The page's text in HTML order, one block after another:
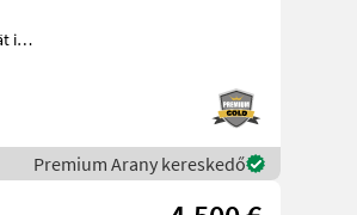
Premium Arany kereskedő